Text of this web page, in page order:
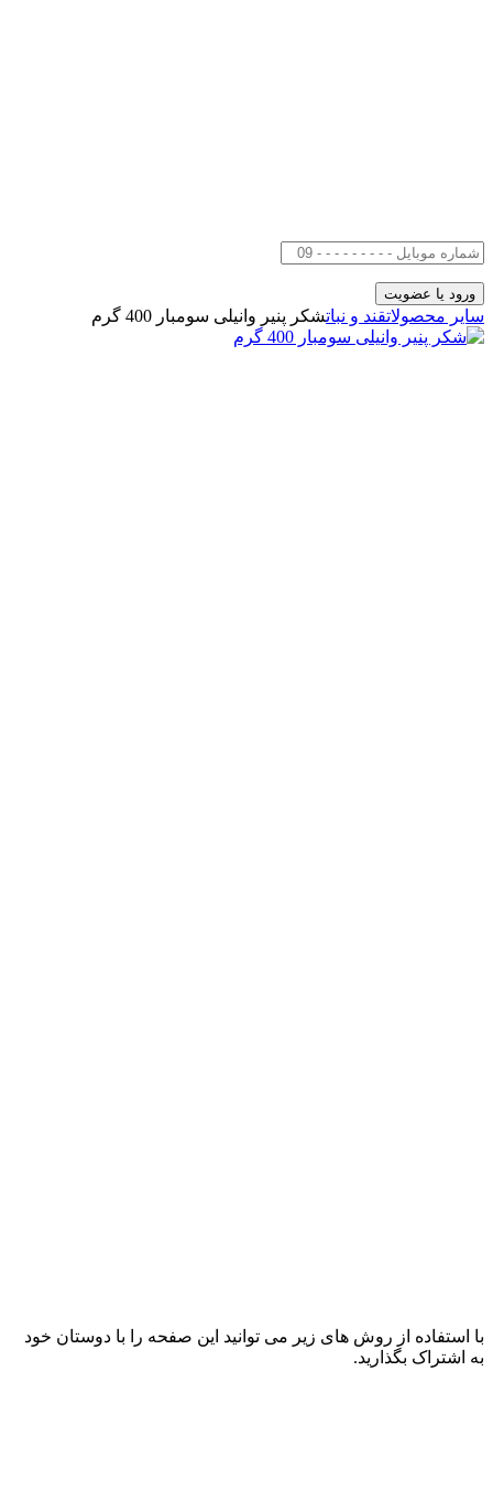
سایر محصولاتقند و نباتشکر پنیر وانیلی سومبار 400 گرم
با استفاده از روش های زیر می توانید این صفحه را با دوستان خود
به اشتراک بگذارید.